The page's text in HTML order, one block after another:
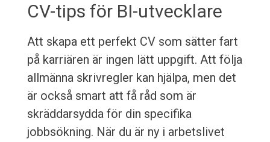
CV-tips för BI-utvecklare
Att skapa ett perfekt CV som sätter fart
på karriären är ingen lätt uppgift. Att följa
allmänna skrivregler kan hjälpa, men det
är också smart att få råd som är
skräddarsydda för din specifika
jobbsökning. När du är ny i arbetslivet